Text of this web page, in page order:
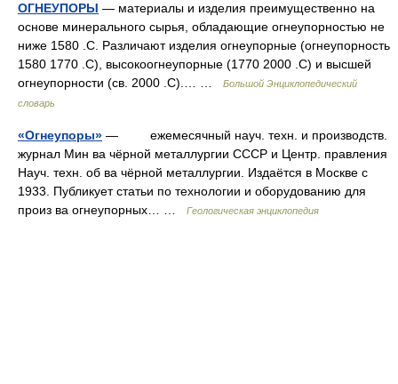
ОГНЕУПОРЫ — материалы и изделия преимущественно на
основе минерального сырья, обладающие огнеупорностью не
ниже 1580 .С. Различают изделия огнеупорные (огнеупорность
1580 1770 .С), высокоогнеупорные (1770 2000 .С) и высшей
огнеупорности (св. 2000 .С).… …
Большой Энциклопедический
словарь
«Огнеупоры» — ежемесячный науч. техн. и производств.
журнал Мин ва чёрной металлургии CCCP и Центр. правления
Науч. техн. об ва чёрной металлургии. Издаётся в Москве c
1933. Публикует статьи по технологии и оборудованию для
произ ва огнеупорных… …
Геологическая энциклопедия